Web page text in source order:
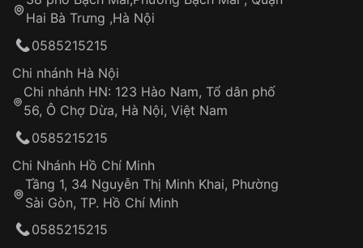
Hotline: 0585 215 215
Từ khóa SEO:
Khách hàng kiểm tra và thanh toán trực tiếp
Tự ý sửa chữa
thống VNLUX
Đảm bảo quyền lợi khách hàng
Đồng hành cùng khách hàng trong suốt quá
trình sử dụng
Hai Bà Trưng ,Hà Nội
0585215215
Chi nhánh Hà Nội
Chi nhánh HN: 123 Hào Nam, Tổ dân phố
56, Ô Chợ Dừa, Hà Nội, Việt Nam
0585215215
Chi Nhánh Hồ Chí Minh
Tầng 1, 34 Nguyễn Thị Minh Khai, Phường
Sài Gòn, TP. Hồ Chí Minh
0585215215